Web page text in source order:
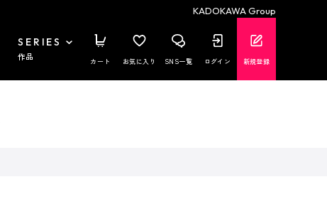
KADOKAWA Group
SERIES
作品 カート お気に入り SNS一覧 ログイン 新規登録